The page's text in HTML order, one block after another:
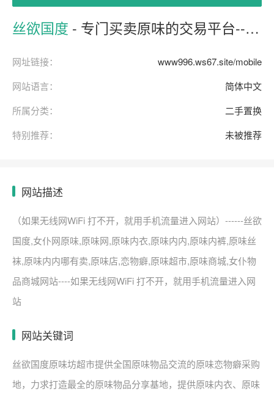
丝欲国度 - 专门买卖原味的交易平台-----如果无线网WiFi 打不开，就用手机流量进入网站
网址链接：
www996.ws67.site/mobile
网站语言：
简体中文
所属分类：
二手置换
特别推荐：
未被推荐
网站描述
（如果无线网WiFi 打不开，就用手机流量进入网站）------丝欲
国度,女仆网原味,原味网,原味内衣,原味内内,原味内裤,原味丝
袜,原味内内哪有卖,原味店,恋物癖,原味超市,原味商城,女仆物
品商城网站----如果无线网WiFi 打不开，就用手机流量进入网
站
网站关键词
丝欲国度原味坊超市提供全国原味物品交流的原味恋物癖采购
地，力求打造最全的原味物品分享基地，提供原味内衣、原味